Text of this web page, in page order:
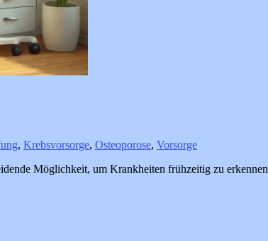
, Krebsvorsorge, Osteoporose, Vorsorge
Möglichkeit, um Krankheiten frühzeitig zu erkennen